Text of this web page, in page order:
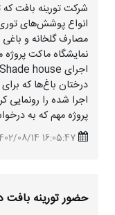
شرکت تورینه بافت که
انواع پوشش‌های
مصارف گلخانه و
نمایشگاه ماکت
درختان باغ‌ها که برای
اجرا شده را رونمایی
پروژه مهم که به
16:05:47 1402/08/14
حضور تورینه بافت